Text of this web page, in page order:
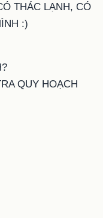
THÁC LẠNH, CÓ
:)
QUY HOẠCH